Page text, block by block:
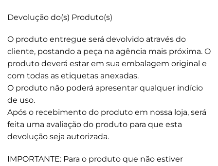
Devolução do(s) Produto(s)
O produto entregue será devolvido através do
cliente, postando a peça na agência mais próxima. O
produto deverá estar em sua embalagem original e
com todas as etiquetas anexadas.
O produto não poderá apresentar qualquer indício
de uso.
Após o recebimento do produto em nossa loja, será
feita uma avaliação do produto para que esta
devolução seja autorizada.
IMPORTANTE: Para o produto que não estiver